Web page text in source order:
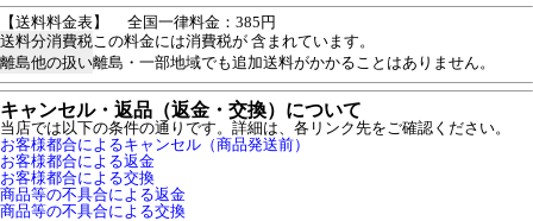
【送料料金表】
全国一律料金：385円
送料分消費税この料金には消費税が 含まれています。
離島他の扱い離島・一部地域でも追加送料がかかることはありません。
キャンセル・返品（返金・交換）について
当店では以下の条件の通りです。詳細は、各リンク先をご確認ください。
お客様都合によるキャンセル（商品発送前）
お客様都合による返金
お客様都合による交換
商品等の不具合による返金
商品等の不具合による交換